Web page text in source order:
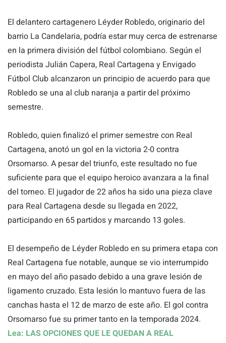
El delantero cartagenero Léyder Robledo, originario del
barrio La Candelaria, podría estar muy cerca de estrenarse
en la primera división del fútbol colombiano. Según el
periodista Julián Capera, Real Cartagena y Envigado
Fútbol Club alcanzaron un principio de acuerdo para que
Robledo se una al club naranja a partir del próximo
semestre.
Robledo, quien finalizó el primer semestre con Real
Cartagena, anotó un gol en la victoria 2-0 contra
Orsomarso. A pesar del triunfo, este resultado no fue
suficiente para que el equipo heroico avanzara a la final
del torneo. El jugador de 22 años ha sido una pieza clave
para Real Cartagena desde su llegada en 2022,
participando en 65 partidos y marcando 13 goles.
El desempeño de Léyder Robledo en su primera etapa con
Real Cartagena fue notable, aunque se vio interrumpido
en mayo del año pasado debido a una grave lesión de
ligamento cruzado. Esta lesión lo mantuvo fuera de las
canchas hasta el 12 de marzo de este año. El gol contra
Orsomarso fue su primer tanto en la temporada 2024.
Lea: LAS OPCIONES QUE LE QUEDAN A REAL